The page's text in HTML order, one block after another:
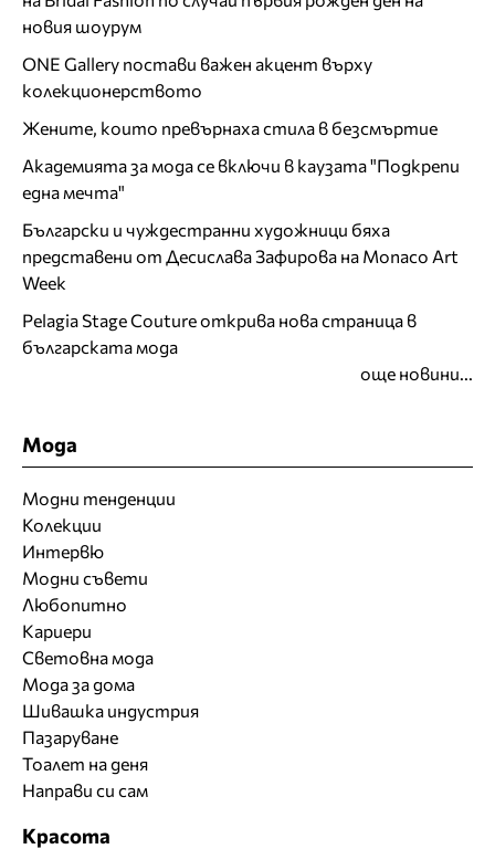
новия шоурум
ONE Gallery постави важен акцент върху
колекционерството
Жените, които превърнаха стила в безсмъртие
Академията за мода се включи в каузата "Подкрепи
една мечта"
Български и чуждестранни художници бяха
представени от Десислава Зафирова на Monaco Art
Week
Pelagia Stage Couture открива нова страница в
българската мода
още новини...
Мода
Модни тенденции
Колекции
Интервю
Модни съвети
Любопитно
Кариери
Световна мода
Мода за дома
Шивашка индустрия
Пазаруване
Тоалет на деня
Направи си сам
Красота